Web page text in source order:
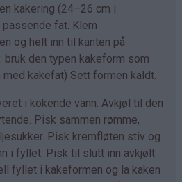
kakering (24–26 cm i
fat. Klem
og helt inn til kanten på
bruk den typen kakeform som
kakefat) Sett formen kaldt.
i kokende vann. Avkjøl til den
Pisk sammen rømme,
Pisk kremfløten stiv og
i fyllet. Pisk til slutt inn avkjølt
fyllet i kakeformen og la kaken